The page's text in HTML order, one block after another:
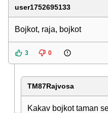
user1752695133
Bojkot, raja, bojkot
3 0
TM87Rajvosa
Kakav bojkot taman